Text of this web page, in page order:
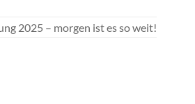
2025 – morgen ist es so weit!